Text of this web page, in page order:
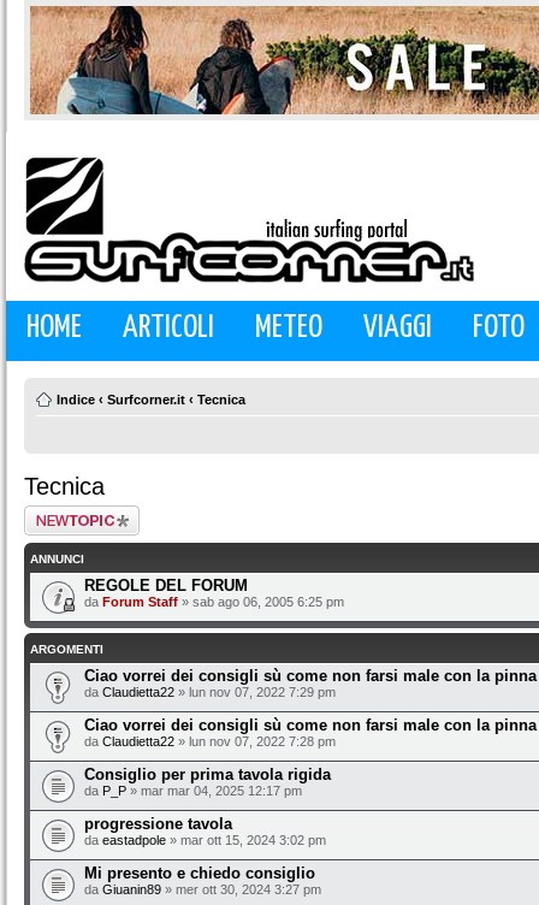
HOME ARTICOLI METEO VIAGGI FOTO
Indice ‹ Surfcorner.it ‹ Tecnica
Tecnica
Scrivi un nuovo
argomento
ANNUNCI
REGOLE DEL FORUM
da Forum Staff » sab ago 06, 2005 6:25 pm
ARGOMENTI
Ciao vorrei dei consigli sù come non farsi male con la pinna
da Claudietta22 » lun nov 07, 2022 7:29 pm
Ciao vorrei dei consigli sù come non farsi male con la pinna
da Claudietta22 » lun nov 07, 2022 7:28 pm
Consiglio per prima tavola rigida
da P_P » mar mar 04, 2025 12:17 pm
progressione tavola
da eastadpole » mar ott 15, 2024 3:02 pm
Mi presento e chiedo consiglio
da Giuanin89 » mer ott 30, 2024 3:27 pm